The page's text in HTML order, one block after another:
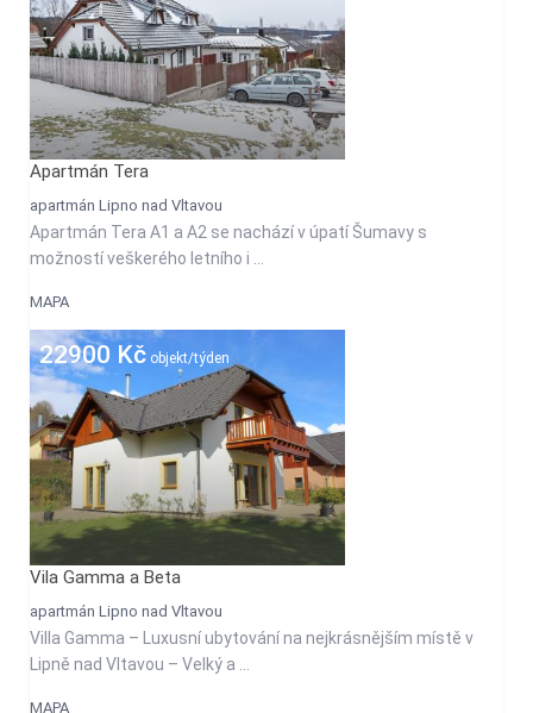
Apartmán Tera
apartmán Lipno nad Vltavou
Apartmán Tera A1 a A2 se nachází v úpatí Šumavy s
možností veškerého letního i ...
MAPA
22900 Kčobjekt/týden
Vila Gamma a Beta
apartmán Lipno nad Vltavou
Villa Gamma – Luxusní ubytování na nejkrásnějším místě v
Lipně nad Vltavou – Velký a ...
MAPA